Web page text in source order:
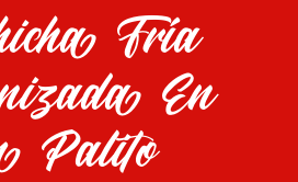
Fría
En
Palito